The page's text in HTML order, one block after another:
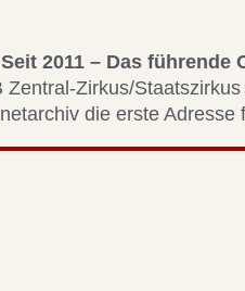
Seit 2011 – Das führende
Zirkus/
die erste